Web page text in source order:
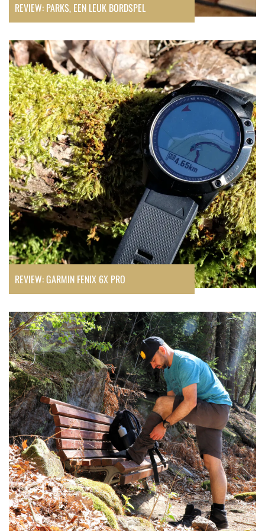
REVIEW: PARKS, EEN LEUK BORDSPEL
Review:
Garmin
Fenix
6X
Pro
REVIEW: GARMIN FENIX 6X PRO
Review:
Fjällräven
Travellers
Zip-
Off
Trousers